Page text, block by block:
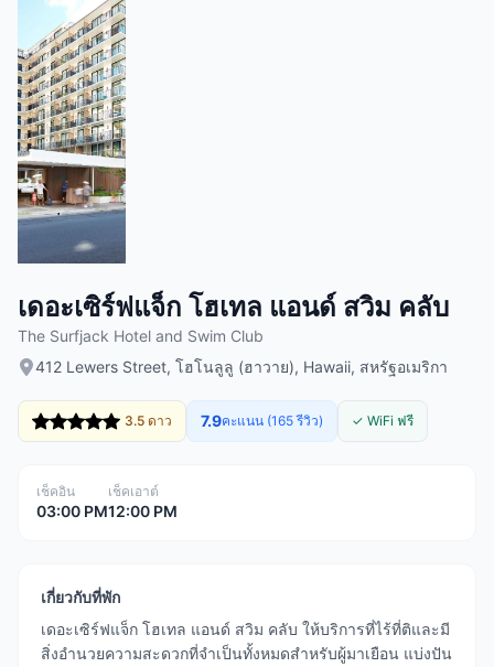
เดอะเซิร์ฟแจ็ก โฮเทล แอนด์ สวิม คลับ
The Surfjack Hotel and Swim Club
412 Lewers Street, โฮโนลูลู (ฮาวาย), Hawaii, สหรัฐอเมริกา
3.5 ดาว 7.9คะแนน (165 รีวิว) ✓ WiFi ฟรี
เช็คอิน
03:00 PM
เช็คเอาต์
12:00 PM
เกี่ยวกับที่พัก
เดอะเซิร์ฟแจ็ก โฮเทล แอนด์ สวิม คลับ ให้บริการที่ไร้ที่ติและมี
สิ่งอำนวยความสะดวกที่จำเป็นทั้งหมดสำหรับผู้มาเยือน แบ่งปัน